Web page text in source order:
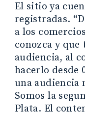
El sitio ya
registradas.
a los
conozca y que
audiencia, al
hacerlo desde
una audiencia
Somos la
Plata. El